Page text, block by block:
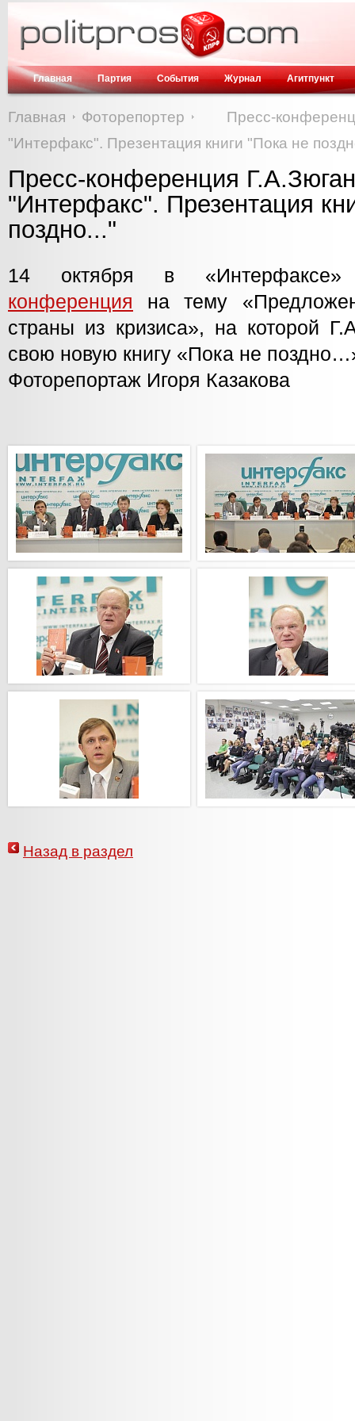
Главная Партия События Журнал Агитпункт
Главная Фоторепортер
Пресс-
"Интерфакс". Презентация книги "Пока не
Пресс-конференция
"Интерфакс". Презентация
поздно..."
14 октября в
конференция на тему
страны из кризиса», на которой
свою новую книгу «Пока не
Фоторепортаж Игоря Казакова
Назад в раздел